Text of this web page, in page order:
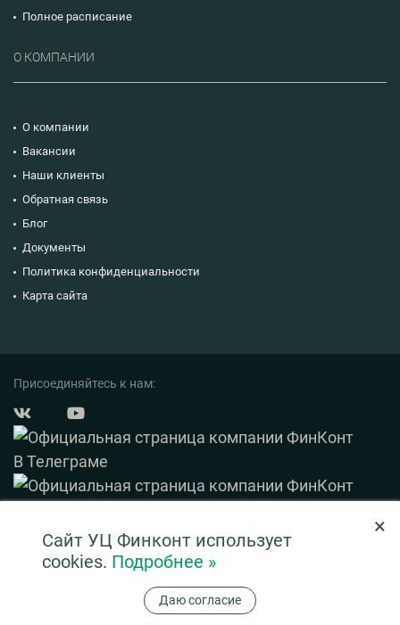
Полное расписание
О КОМПАНИИ
О компании
Вакансии
Наши клиенты
Обратная связь
Блог
Документы
Политика конфиденциальности
Карта сайта
Присоединяйтесь к нам:
Нашли ошибку? Выделите ее и нажмите Ctrl+Enter
Информация на сайте ни при каких условиях не является публичной офертой,
определяемой положениями ч. 2 ст. 437 ГК РФ
×
Сайт УЦ Финконт использует
cookies. Подробнее »
Даю согласие